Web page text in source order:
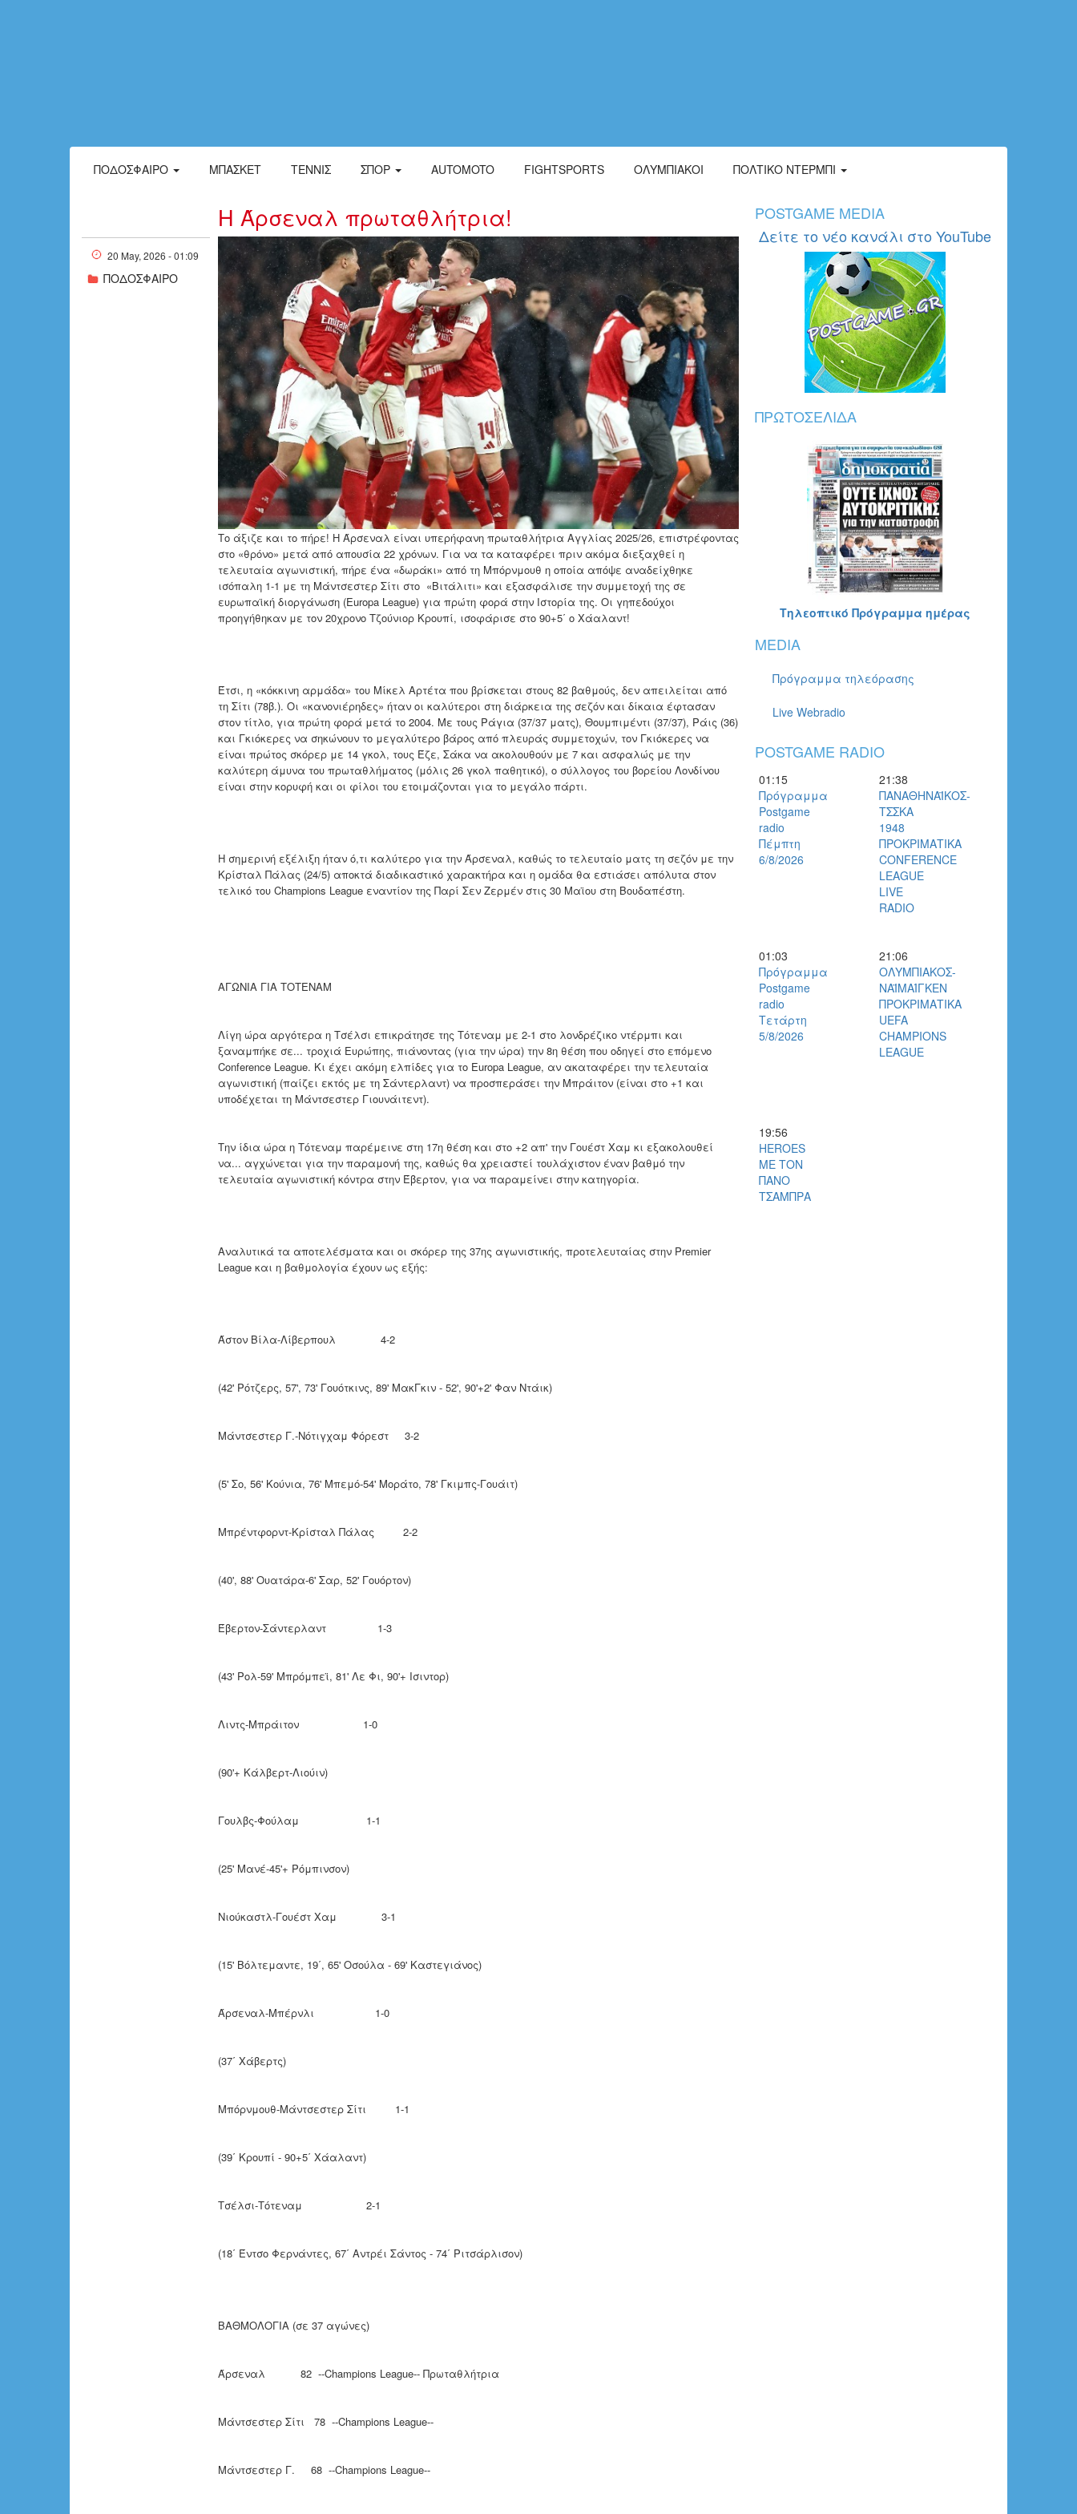
ΠΟΔΌΣΦΑΙΡΟ ΜΠΆΣΚΕΤ ΤΈΝΝΙΣ ΣΠΟΡ AUTOMOTO FIGHTSPORTS ΟΛΥΜΠΙΑΚΟΙ ΠΟΛΤΙΚΌ ΝΤΈΡΜΠΙ
20 May, 2026 - 01:09
ΠΟΔΟΣΦΑΙΡΟ
Η Άρσεναλ πρωταθλήτρια!
w19-23200812934988.jpg
Το άξιζε και το πήρε! Η Άρσεναλ είναι υπερήφανη πρωταθλήτρια Αγγλίας 2025/26, επιστρέφοντας
στο «θρόνο» μετά από απουσία 22 χρόνων. Για να τα καταφέρει πριν ακόμα διεξαχθεί η
τελευταία αγωνιστική, πήρε ένα «δωράκι» από τη Μπόρνμουθ η οποία απόψε αναδείχθηκε
ισόπαλη 1-1 με τη Μάντσεστερ Σίτι στο «Βιτάλιτι» και εξασφάλισε την συμμετοχή της σε
ευρωπαϊκή διοργάνωση (Europa League) για πρώτη φορά στην Ιστορία της. Οι γηπεδούχοι
προηγήθηκαν με τον 20χρονο Τζούνιορ Κρουπί, ισοφάρισε στο 90+5΄ ο Χάαλαντ!
Έτσι, η «κόκκινη αρμάδα» του Μίκελ Αρτέτα που βρίσκεται στους 82 βαθμούς, δεν απειλείται από
τη Σίτι (78β.). Οι «κανονιέρηδες» ήταν οι καλύτεροι στη διάρκεια της σεζόν και δίκαια έφτασαν
στον τίτλο, για πρώτη φορά μετά το 2004. Με τους Ράγια (37/37 ματς), Θουμπιμέντι (37/37), Ράις (36)
και Γκιόκερες να σηκώνουν το μεγαλύτερο βάρος από πλευράς συμμετοχών, τον Γκιόκερες να
είναι πρώτος σκόρερ με 14 γκολ, τους Έζε, Σάκα να ακολουθούν με 7 και ασφαλώς με την
καλύτερη άμυνα του πρωταθλήματος (μόλις 26 γκολ παθητικό), ο σύλλογος του βορείου Λονδίνου
είναι στην κορυφή και οι φίλοι του ετοιμάζονται για το μεγάλο πάρτι.
Η σημερινή εξέλιξη ήταν ό,τι καλύτερο για την Άρσεναλ, καθώς το τελευταίο ματς τη σεζόν με την
Κρίσταλ Πάλας (24/5) αποκτά διαδικαστικό χαρακτήρα και η ομάδα θα εστιάσει απόλυτα στον
τελικό του Champions League εναντίον της Παρί Σεν Ζερμέν στις 30 Μαϊου στη Βουδαπέστη.
ΑΓΩΝΙΑ ΓΙΑ ΤΟΤΕΝΑΜ
Λίγη ώρα αργότερα η Τσέλσι επικράτησε της Τότεναμ με 2-1 στο λονδρέζικο ντέρμπι και
ξαναμπήκε σε... τροχιά Ευρώπης, πιάνοντας (για την ώρα) την 8η θέση που οδηγεί στο επόμενο
Conference League. Κι έχει ακόμη ελπίδες για το Europa League, αν ακαταφέρει την τελευταία
αγωνιστική (παίζει εκτός με τη Σάντερλαντ) να προσπεράσει την Μπράιτον (είναι στο +1 και
υποδέχεται τη Μάντσεστερ Γιουνάιτεντ).
Την ίδια ώρα η Τότεναμ παρέμεινε στη 17η θέση και στο +2 απ' την Γουέστ Χαμ κι εξακολουθεί
να... αγχώνεται για την παραμονή της, καθώς θα χρειαστεί τουλάχιστον έναν βαθμό την
τελευταία αγωνιστική κόντρα στην Έβερτον, για να παραμείνει στην κατηγορία.
Αναλυτικά τα αποτελέσματα και οι σκόρερ της 37ης αγωνιστικής, προτελευταίας στην Premier
League και η βαθμολογία έχουν ως εξής:
Άστον Βίλα-Λίβερπουλ 4-2
(42' Ρότζερς, 57', 73' Γουότκινς, 89' ΜακΓκιν - 52', 90'+2' Φαν Ντάικ)
Μάντσεστερ Γ.-Νότιγχαμ Φόρεστ 3-2
(5' Σο, 56' Κούνια, 76' Μπεμό-54' Μοράτο, 78' Γκιμπς-Γουάιτ)
Μπρέντφορντ-Κρίσταλ Πάλας 2-2
(40', 88' Ουατάρα-6' Σαρ, 52' Γουόρτον)
Έβερτον-Σάντερλαντ 1-3
(43' Ρολ-59' Μπρόμπεϊ, 81' Λε Φι, 90'+ Ισιντορ)
Λιντς-Μπράιτον 1-0
(90'+ Κάλβερτ-Λιούιν)
Γουλβς-Φούλαμ 1-1
(25' Μανέ-45'+ Ρόμπινσον)
Νιούκαστλ-Γουέστ Χαμ 3-1
(15' Βόλτεμαντε, 19΄, 65' Οσούλα - 69' Καστεγιάνος)
Άρσεναλ-Μπέρνλι 1-0
(37΄ Χάβερτς)
Μπόρνμουθ-Μάντσεστερ Σίτι 1-1
(39΄ Κρουπί - 90+5΄ Χάαλαντ)
Τσέλσι-Τότεναμ 2-1
(18΄ Έντσο Φερνάντες, 67΄ Αντρέι Σάντος - 74΄ Ριτσάρλισον)
ΒΑΘΜΟΛΟΓΙΑ (σε 37 αγώνες)
Άρσεναλ 82 --Champions League-- Πρωταθλήτρια
Μάντσεστερ Σίτι 78 --Champions League--
Μάντσεστερ Γ. 68 --Champions League--
POSTGAME MEDIA
Δείτε το νέο κανάλι στο YouTube
ΠΡΩΤΟΣΈΛΙΔΑ
Τηλεοπτικό Πρόγραμμα ημέρας
MEDIA
Πρόγραμμα τηλεόρασης
Live Webradio
POSTGAME RADIO
01:15
Πρόγραμμα
Postgame
radio
Πέμπτη
6/8/2026
21:38
ΠΑΝΑΘΗΝΑΪΚΟΣ-
ΤΣΣΚΑ
1948
ΠΡΟΚΡΙΜΑΤΙΚΑ
CONFERENCE
LEAGUE
LIVE
RADIO
01:03
Πρόγραμμα
Postgame
radio
Τετάρτη
5/8/2026
21:06
ΟΛΥΜΠΙΑΚΟΣ-
ΝΑΪΜΑΊΓΚΕΝ
ΠΡΟΚΡΙΜΑΤΙΚΑ
UEFA
CHAMPIONS
LEAGUE
19:56
HEROES
ΜΕ ΤΟΝ
ΠΑΝΟ
ΤΣΑΜΠΡΑ